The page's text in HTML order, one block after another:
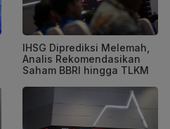
IHSG Diprediksi Melemah,
Analis Rekomendasikan
Saham BBRI hingga TLKM